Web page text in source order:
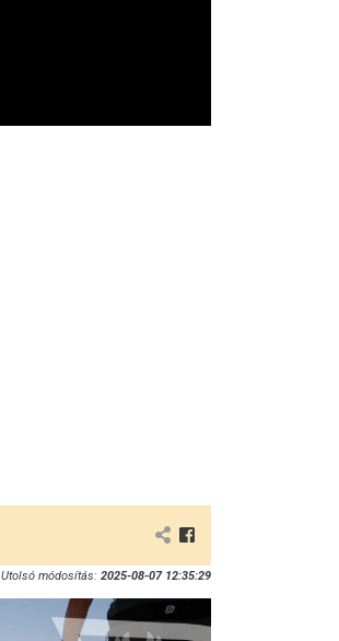
Utolsó módosítás: 2025-08-07 12:35:29